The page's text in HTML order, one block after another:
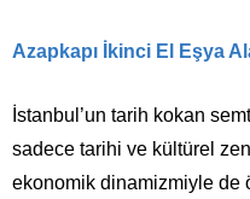
Azapkapı İkinci El Eşya
İstanbul’un tarih kokan
sadece tarihi ve kültürel
ekonomik dinamizmiyle de